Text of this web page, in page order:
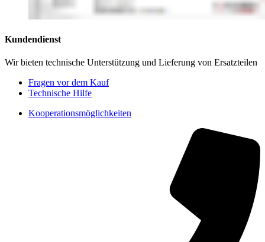
Kundendienst
Wir bieten technische Unterstützung und Lieferung von Ersatzteilen
Fragen vor dem Kauf
Technische Hilfe
Kooperationsmöglichkeiten